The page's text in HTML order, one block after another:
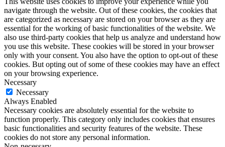
navigate through the website. Out of these cookies, the cookies that
are categorized as necessary are stored on your browser as they are
essential for the working of basic functionalities of the website. We
also use third-party cookies that help us analyze and understand how
you use this website. These cookies will be stored in your browser
only with your consent. You also have the option to opt-out of these
cookies. But opting out of some of these cookies may have an effect
on your browsing experience.
Necessary
Necessary
Always Enabled
Necessary cookies are absolutely essential for the website to
function properly. This category only includes cookies that ensures
basic functionalities and security features of the website. These
cookies do not store any personal information.